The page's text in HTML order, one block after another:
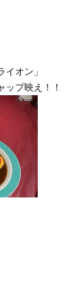
オン」
プ映え！！